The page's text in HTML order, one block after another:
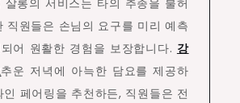
직원들은 손님의 요구를 미리 예측
어 원활한 경험을 보장합니다. 강
추운 저녁에 아늑한 담요를 제공하
페어링을 추천하든, 직원들은 전